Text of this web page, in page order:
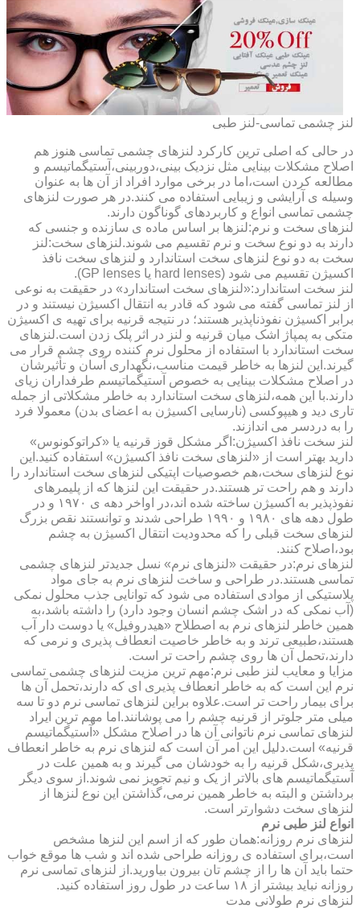
لنز چشمی تماسی-لنز طبی
در حالی که اصلی ترین کارکرد لنزهای چشمی تماسی هنوز هم
اصلاح مشکلات بینایی مثل نزدیک بینی،دوربینی،آستیگماتیسم و
مطالعه کردن است،اما در برخی موارد افراد از آن ها به عنوان
وسیله ی آرایشی و زیبایی استفاده می کنند.در هر صورت لنزهای
چشمی تماسی انواع و کاربردهای گوناگون دارند.
لنزهای سخت و نرم:لنزها بر اساس ماده ی سازنده و جنسی که
دارند به دو نوع سخت و نرم تقسیم می شوند.لنزهای سخت:لنز
سخت به دو نوع لنزهای سخت استاندارد و لنزهای سخت نافذ
اکسیژن تقسیم می شود (hard lenses یا GP lenses).
لنز سخت استاندارد:«لنزهای سخت استاندارد» در حقیقت به نوعی
از لنز تماسی گفته می شود که قادر به انتقال اکسیژن نیستند و در
برابر اکسیژن نفوذناپذیر هستند؛ در نتیجه قرنیه برای تهیه ی اکسیژن
متکی به پمپاژ اشک میان قرنیه و لنز در اثر پلک زدن است.لنزهای
سخت استاندارد با استفاده از محلول نرم کننده روی چشم قرار می
گیرند.این لنزها به خاطر قیمت مناسب،نگهداری آسان و تأثیرشان
در اصلاح مشکلات بینایی به خصوص آستیگماتیسم طرفداران زیای
دارند.با این همه،لنزهای سخت استاندارد به خاطر مشکلاتی از جمله
تاری دید و هیپوکسی (نارسایی اکسیژن به اعضای بدن) معمولا فرد
را به دردسر می اندازند.
لنز سخت نافذ اکسیژن:اگر مشکل قوز قرنیه یا «کراتوکونوس»
دارید بهتر است از «لنزهای سخت نافذ اکسیژن» استفاده کنید.این
نوع لنزهای سخت،هم خصوصیات اپتیکی لنزهای سخت استاندارد را
دارند و هم راحت تر هستند.در حقیقت این لنزها که از پلیمرهای
نفوذپذیر به اکسیژن ساخته شده اند،در اواخر دهه ی ۱۹۷۰ و در
طول دهه های ۱۹۸۰ و ۱۹۹۰ طراحی شدند و توانستند نقص بزرگ
لنزهای سخت قبلی را که محدودیت انتقال اکسیژن به چشم
بود،اصلاح کنند.
لنزهای نرم:در حقیقت «لنزهای نرم» نسل جدیدتر لنزهای چشمی
تماسی هستند.در طراحی و ساخت لنزهای نرم به جای مواد
پلاستیکی از موادی استفاده می شود که توانایی جذب محلول نمکی
(آب نمکی که در اشک چشم انسان وجود دارد) را داشته باشد،به
همین خاطر لنزهای نرم به اصطلاح «هیدروفیل» یا دوست دار آب
هستند،طبیعی ترند و به خاطر خاصیت انعطاف پذیری و نرمی که
دارند،تحمل آن ها روی چشم راحت تر است.
مزایا و معایب لنز طبی نرم:مهم ترین مزیت لنزهای چشمی تماسی
نرم این است که به خاطر انعطاف پذیری ای که دارند،تحمل آن ها
برای بیمار راحت تر است.علاوه براین لنزهای تماسی نرم دو تا سه
میلی متر جلوتر از قرنیه چشم را می پوشانند.اما مهم ترین ایراد
لنزهای تماسی نرم ناتوانی آن ها در اصلاح مشکل «آستیگماتیسم
قرنیه» است.دلیل این امر آن است که لنزهای نرم به خاطر انعطاف
پذیری،شکل قرنیه را به خودشان می گیرند و به همین علت در
آستیگماتیسم های بالاتر از یک و نیم تجویز نمی شوند.از سوی دیگر
برداشتن و البته به خاطر همین نرمی،گذاشتن این نوع لنزها از
لنزهای سخت دشوارتر است.
انواع لنز طبی نرم
لنزهای نرم روزانه:همان طور که از اسم این لنزها مشخص
است،برای استفاده ی روزانه طراحی شده اند و شب ها موقع خواب
حتما باید آن ها را از چشم تان بیرون بیاورید.از لنزهای تماسی نرم
روزانه نباید بیشتر از ۱۸ ساعت در طول روز استفاده کنید.
لنزهای نرم طولانی مدت